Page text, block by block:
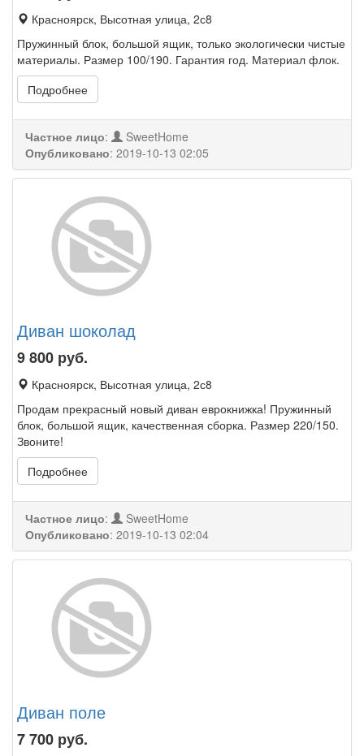
Красноярск, Высотная улица, 2с8
Пружинный блок, большой ящик, только экологически чистые
материалы. Размер 100/190. Гарантия год. Материал флок.
Подробнее
Частное лицо:
SweetHome
Опубликовано: 2019-10-13 02:05
Диван шоколад
9 800 руб.
Красноярск, Высотная улица, 2с8
Продам прекрасный новый диван еврокнижка! Пружинный
блок, большой ящик, качественная сборка. Размер 220/150.
Звоните!
Подробнее
Частное лицо:
SweetHome
Опубликовано: 2019-10-13 02:04
Диван поле
7 700 руб.